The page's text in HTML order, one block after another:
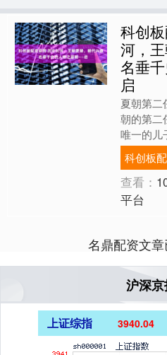
科创
河，
名垂
启
夏朝第二
朝的第二
唯一的儿
王位世袭
奇色彩。
科创板
查看：
平台
名鼎配资文
沪深
上证综指 3940.04